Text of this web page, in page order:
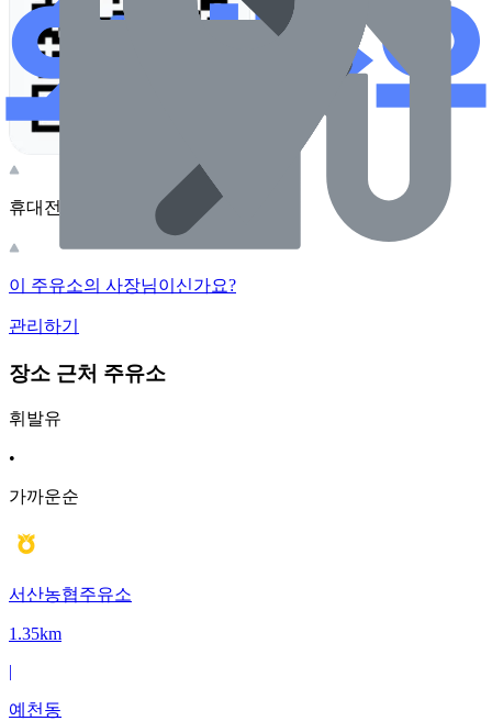
휴대전화 카메라로 찍어보세요
이 주유소의 사장님이신가요?
관리하기
장소 근처 주유소
휘발유
•
가까운순
서산농협주유소
1.35km
|
예천동